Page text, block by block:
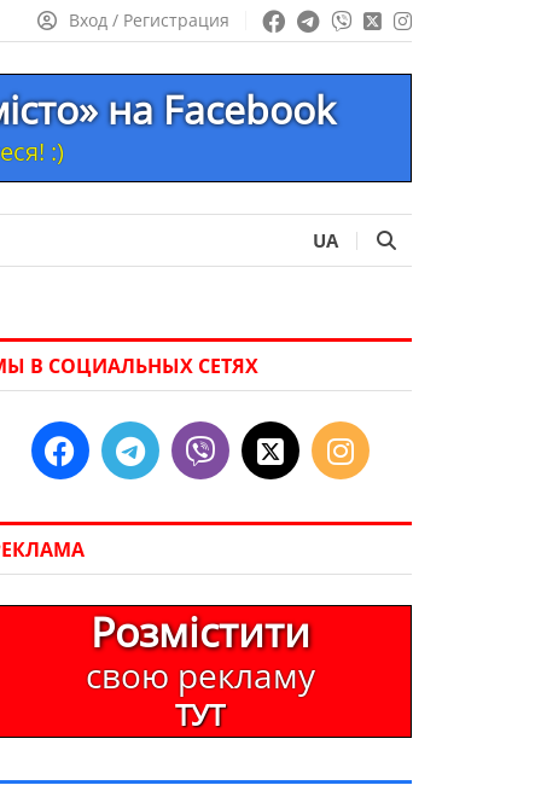
Вход / Регистрация
на Facebook
:)
UA
В СОЦИАЛЬНЫХ СЕТЯХ
Розмістити
свою рекламу
ТУТ